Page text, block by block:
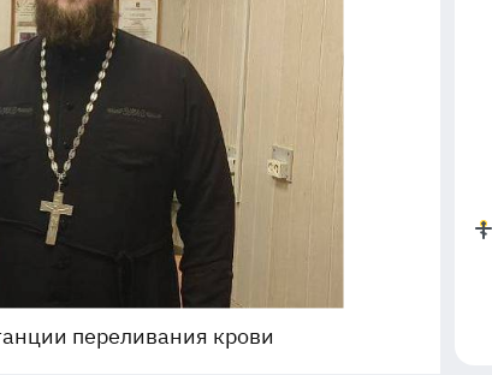
переливания крови